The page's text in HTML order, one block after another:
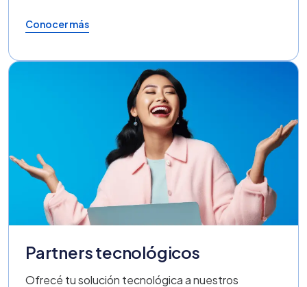
Conocer más
Partners tecnológicos
Ofrecé tu solución tecnológica a nuestros